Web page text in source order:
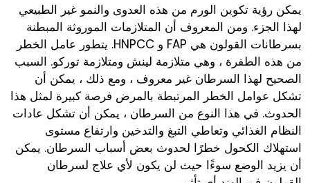
يمكن رؤية تكوين الورم من هذه العدوى والنمو غير الطبيعي
لهذا الجزء. ومن المعروف أن المتلازمات الموروثة المبطنة
بسرطانات القولون هي FAP و HNPCC. يتطور عامل الخطر
من هذه الطفرة ، وهي متلازمة لينش ومتلازمة توركو. السبب
الصحيح لهذا السرطان غير معروف ، ومع ذلك ، يمكن أن
تشكل عوامل الخطر المرتبطة بالمرض فرصة كبيرة لمثل هذا
الحدوث. في هذا النوع من السرطان ، يمكن أن تشكل عادات
النظام الغذائي وتعاطي التبغ والتدخين وارتفاع مستوى
استهلاك الكحول خطرًا لحدوث بعض أسباب السرطان. يمكن
أن يزيد الوضع سوءًا حيث لن يكون لأي علاج لسرطان